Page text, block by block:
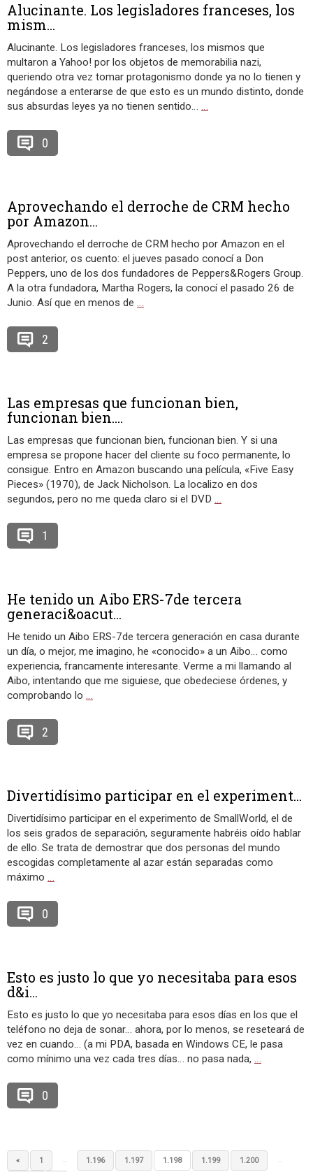
Alucinante. Los legisladores franceses, los
mism...
Alucinante. Los legisladores franceses, los mismos que
multaron a Yahoo! por los objetos de memorabilia nazi,
queriendo otra vez tomar protagonismo donde ya no lo tienen y
negándose a enterarse de que esto es un mundo distinto, donde
sus absurdas leyes ya no tienen sentido… …
0
Aprovechando el derroche de CRM hecho
por Amazon...
Aprovechando el derroche de CRM hecho por Amazon en el
post anterior, os cuento: el jueves pasado conocí a Don
Peppers, uno de los dos fundadores de Peppers&Rogers Group.
A la otra fundadora, Martha Rogers, la conocí el pasado 26 de
Junio. Así que en menos de …
2
Las empresas que funcionan bien,
funcionan bien....
Las empresas que funcionan bien, funcionan bien. Y si una
empresa se propone hacer del cliente su foco permanente, lo
consigue. Entro en Amazon buscando una película, «Five Easy
Pieces» (1970), de Jack Nicholson. La localizo en dos
segundos, pero no me queda claro si el DVD …
1
He tenido un Aibo ERS-7de tercera
generaci&oacut...
He tenido un Aibo ERS-7de tercera generación en casa durante
un día, o mejor, me imagino, he «conocido» a un Aibo… como
experiencia, francamente interesante. Verme a mi llamando al
Aibo, intentando que me siguiese, que obedeciese órdenes, y
comprobando lo …
2
Divertidísimo participar en el experiment...
Divertidísimo participar en el experimento de SmallWorld, el de
los seis grados de separación, seguramente habréis oído hablar
de ello. Se trata de demostrar que dos personas del mundo
escogidas completamente al azar están separadas como
máximo …
0
Esto es justo lo que yo necesitaba para esos
d&i...
Esto es justo lo que yo necesitaba para esos días en los que el
teléfono no deja de sonar… ahora, por lo menos, se reseteará de
vez en cuando… (a mi PDA, basada en Windows CE, le pasa
como mínimo una vez cada tres días… no pasa nada, …
0
« 1 … 1.196 1.197 1.198 1.199 1.200 …